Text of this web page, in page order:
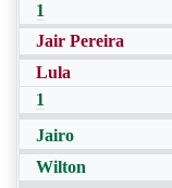
1
Jair Pereira
Lula
1
Jairo
Wilton